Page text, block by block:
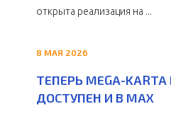
открыта реализация на ...
8 МАЯ 2026
ТЕПЕРЬ MEGA-
ДОСТУПЕН И В MAX